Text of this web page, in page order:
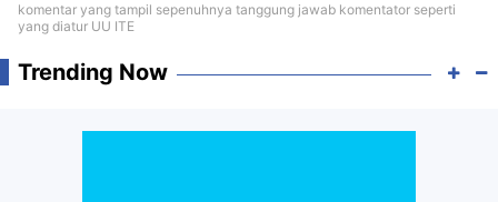
komentar yang tampil sepenuhnya tanggung jawab komentator seperti
yang diatur UU ITE
Trending Now